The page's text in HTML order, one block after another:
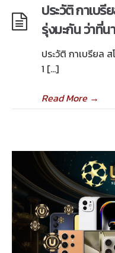
ประวัติ กาเบ
รุ่งมะกัน ว่าที่
ประวัติ กาเบรียล
1 […]
Read More→